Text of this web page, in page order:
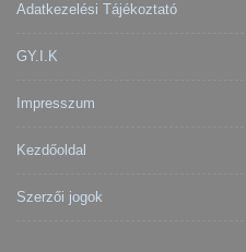
Adatkezelési Tájékoztató
GY.I.K
Impresszum
Kezdőoldal
Szerzői jogok